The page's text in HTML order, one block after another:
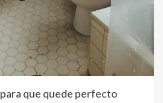
para que quede perfecto